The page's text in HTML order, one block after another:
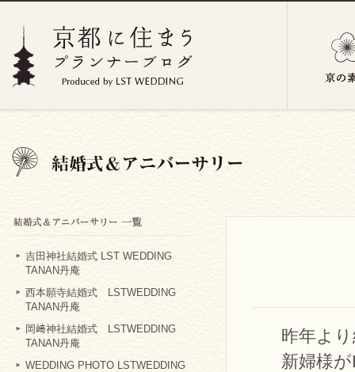
吉田神社結婚式 LST WEDDING
TANAN丹庵
西本願寺結婚式 LSTWEDDING
TANAN丹庵
岡﨑神社結婚式 LSTWEDDING
TANAN丹庵
WEDDING PHOTO LSTWEDDING
昨年よ
新婦様